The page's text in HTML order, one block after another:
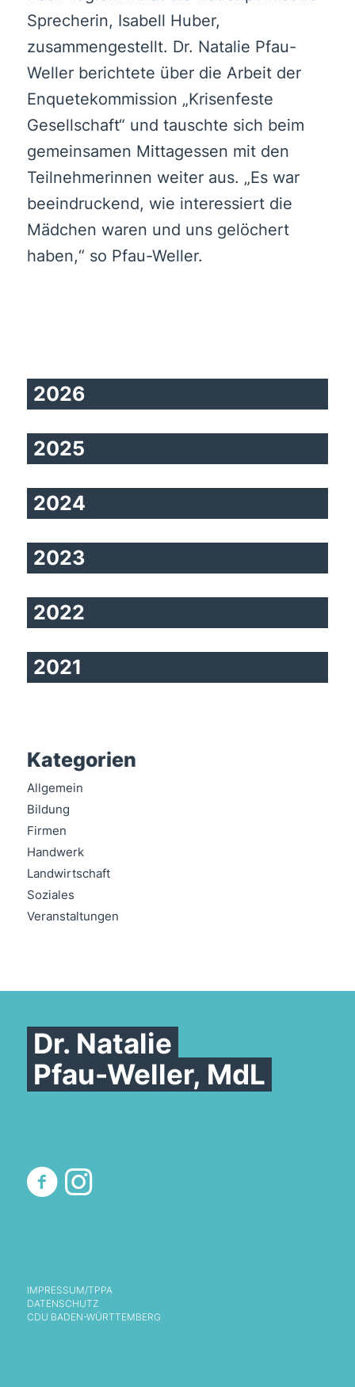
Sprecherin, Isabell Huber,
zusammengestellt. Dr. Natalie Pfau-
Weller berichtete über die Arbeit der
Enquetekommission „Krisenfeste
Gesellschaft“ und tauschte sich beim
gemeinsamen Mittagessen mit den
Teilnehmerinnen weiter aus. „Es war
beeindruckend, wie interessiert die
Mädchen waren und uns gelöchert
haben,“ so Pfau-Weller.
2026
2025
2024
2023
2022
2021
Kategorien
Allgemein
Bildung
Firmen
Handwerk
Landwirtschaft
Soziales
Veranstaltungen
Dr. Natalie
Pfau-Weller, MdL
IMPRESSUM/TPPA
DATENSCHUTZ
CDU BADEN-WÜRTTEMBERG